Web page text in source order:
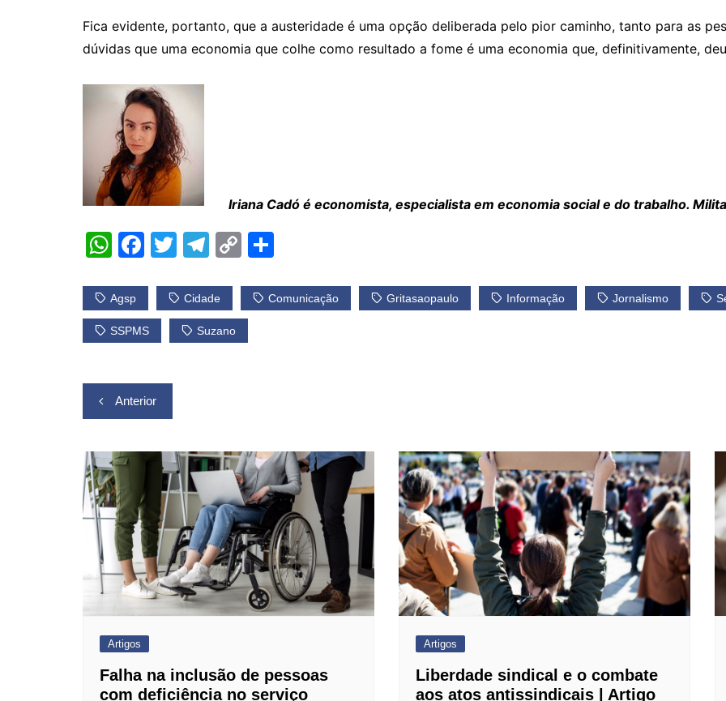
Fica evidente, portanto, que a austeridade é uma opção deliberada pelo pior caminho, tanto para as
dúvidas que uma economia que colhe como resultado a fome é uma economia que, definitivamente,
Iriana Cadó é economista, especialista em economia social e do trabalho.
W
at
s
A
p
F
c
e
b
o
k
T
itt
er
T
e
gr
a
C
p
y
Li
ar
Agsp Cidade Comunicação Gritasaopaulo Informação Jornalismo
SSPMS Suzano
Navegação
de
Post
Anterior
Artigos
Falha na inclusão de pessoas
com deficiência no serviço
Artigos
Liberdade sindical e o combate
aos atos antissindicais | Artigo